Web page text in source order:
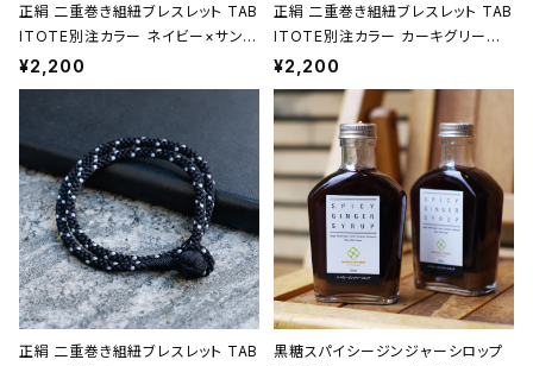
正絹 二重巻き組紐ブレスレット TAB
ITOTE別注カラー ネイビー×サンド
ベージュ 昇苑くみひも【京都】【組紐
アクセサリー】【Kumihimo Bracel
¥2,200
正絹 二重巻き組紐ブレスレット TAB
ITOTE別注カラー カーキグリーン
昇苑くみひも【京都】【組紐アクセサリ
ー】【Kumihimo Bracelet】【ギフト
プレゼント】【父の日 お誕生日】
¥2,200
正絹 二重巻き組紐ブレスレット TAB
黒糖スパイシージンジャーシロップ